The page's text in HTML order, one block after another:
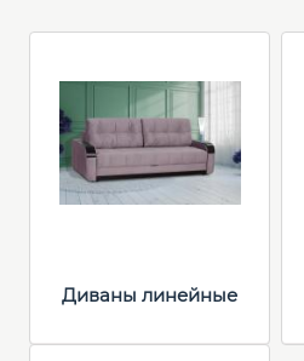
Диваны линейные